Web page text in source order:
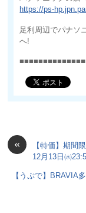
https://ps-
足利周辺でパナソ
へ!
«
【特価】期間
12月13日㈬
【うぷで】BRAVIA